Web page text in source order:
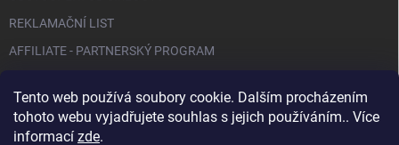
Tento web používá soubory cookie. Dalším procházením
tohoto webu vyjadřujete souhlas s jejich používáním.. Více
informací zde.
REKLAMAČNÍ LIST
AFFILIATE - PARTNERSKÝ PROGRAM
FACEBOOK